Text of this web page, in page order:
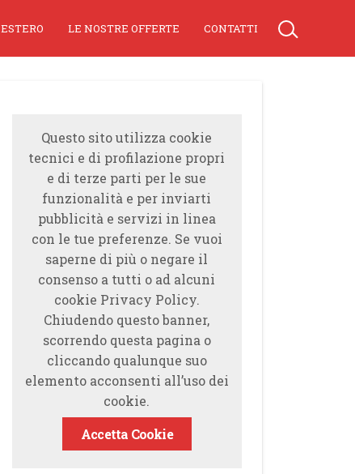
ESTERO LE NOSTRE OFFERTE CONTATTI
Questo sito utilizza cookie
tecnici e di profilazione propri
e di terze parti per le sue
funzionalità e per inviarti
pubblicità e servizi in linea
con le tue preferenze. Se vuoi
saperne di più o negare il
consenso a tutti o ad alcuni
cookie Privacy Policy.
Chiudendo questo banner,
scorrendo questa pagina o
cliccando qualunque suo
elemento acconsenti all’uso dei
cookie.
Accetta Cookie